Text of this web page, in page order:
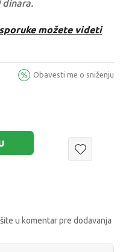
dinara.
možete videti
Obavesti me o sniženju
u komentar pre dodavanja